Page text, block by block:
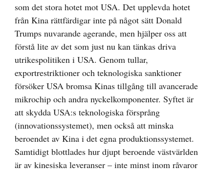
som det stora hotet mot USA. Det upplevda hotet
från Kina rättfärdigar inte på något sätt Donald
Trumps nuvarande agerande, men hjälper oss att
förstå lite av det som just nu kan tänkas driva
utrikespolitiken i USA. Genom tullar,
exportrestriktioner och teknologiska sanktioner
försöker USA bromsa Kinas tillgång till avancerade
mikrochip och andra nyckelkomponenter. Syftet är
att skydda USA:s teknologiska försprång
(innovationssystemet), men också att minska
beroendet av Kina i det egna produktionssystemet.
Samtidigt blottlades hur djupt beroende västvärlden
är av kinesiska leveranser – inte minst inom råvaror